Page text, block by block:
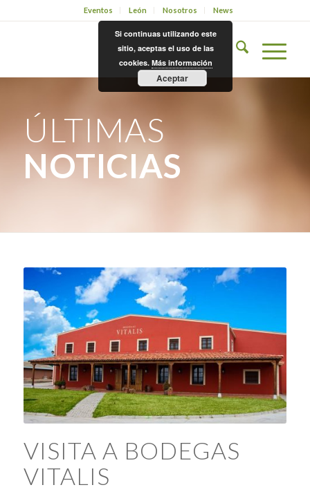
Eventos León Nosotros News
ÚLTIMAS
NOTICIAS
VISITA A BODEGAS
VITALIS
Si continuas utilizando este
sitio, aceptas el uso de las
cookies. Más información
Aceptar